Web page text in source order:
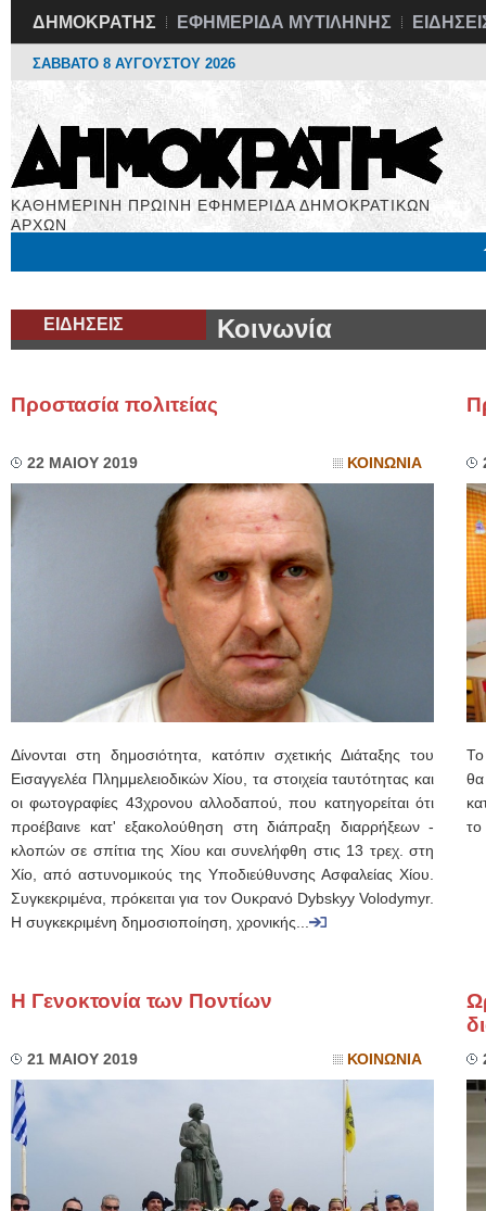
ΔΗΜΟΚΡΑΤΗΣ ΕΦΗΜΕΡΙΔΑ ΜΥΤΙΛΗΝΗΣ
ΣΑΒΒΑΤΟ 8 ΑΥΓΟΥΣΤΟΥ 2026
ΚΑΘΗΜΕΡΙΝΗ ΠΡΩΙΝΗ ΕΦΗΜΕΡΙΔΑ ΔΗΜΟΚΡΑΤΙΚΩΝ
ΑΡΧΩΝ
ΕΙΔΗΣΕΙΣ Κοινωνία
Προστασία πολιτείας
22 ΜΑΙΟΥ 2019 ΚΟΙΝΩΝΙΑ
Δίνονται στη δημοσιότητα, κατόπιν σχετικής Διάταξης του
Εισαγγελέα Πλημμελειοδικών Χίου, τα στοιχεία ταυτότητας και
οι φωτογραφίες 43χρονου αλλοδαπού, που κατηγορείται ότι
προέβαινε κατ' εξακολούθηση στη διάπραξη διαρρήξεων -
κλοπών σε σπίτια της Χίου και συνελήφθη στις 13 τρεχ. στη
Χίο, από αστυνομικούς της Υποδιεύθυνσης Ασφαλείας Χίου.
Συγκεκριμένα, πρόκειται για τον Ουκρανό Dybskyy Volodymyr.
Η συγκεκριμένη δημοσιοποίηση, χρονικής...
θα
Η Γενοκτονία των Ποντίων
21 ΜΑΙΟΥ 2019 ΚΟΙΝΩΝΙΑ